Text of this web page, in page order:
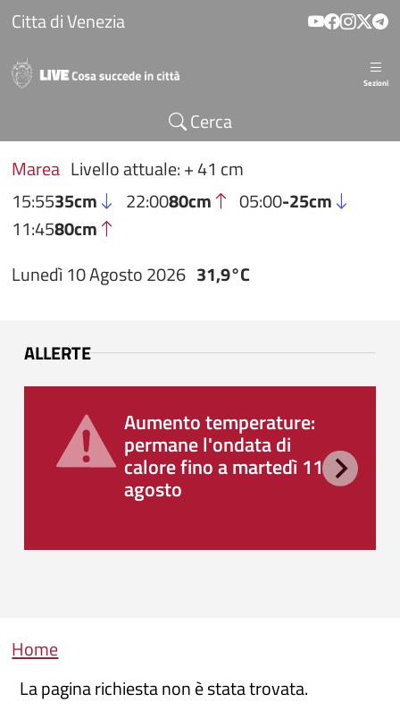
Salta al contenuto principale
Citta di Venezia
Sezioni
Cerca
Marea Livello attuale: + 41 cm
15:5535cm 22:0080cm 05:00-25cm
11:4580cm
Lunedì 10 Agosto 2026 31,9°C
ALLERTE
Aumento temperature:
permane l'ondata di
calore fino a martedì 11
agosto
Briciole di pane
Home
La pagina richiesta non è stata trovata.